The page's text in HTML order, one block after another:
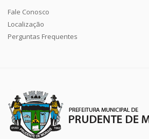
Fale Conosco
Localização
Perguntas Frequentes